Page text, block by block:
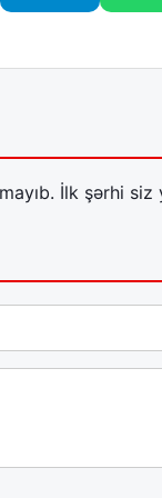
İlk şərhi siz